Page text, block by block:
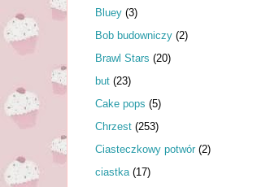
Bluey (3)
Bob budowniczy (2)
Brawl Stars (20)
but (23)
Cake pops (5)
Chrzest (253)
Ciasteczkowy potwór (2)
ciastka (17)